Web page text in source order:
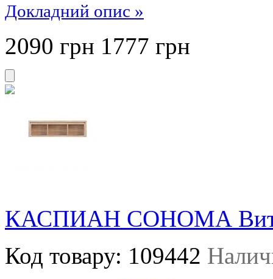
Докладний опис »
2090 грн 1777 грн
КАСПИАН СОНОМА
Код товару: 109442